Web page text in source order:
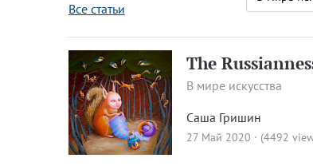
Все статьи
The
В мире искусства
Саша Гришин
27 Май 2020 · (4492